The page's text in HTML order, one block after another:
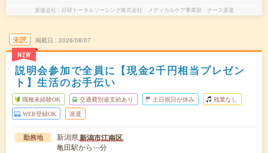
派遣会社 日研トータルソーシング株式会社 メディカルケア事業部 ナース派遣
未読
NEW
掲載日 2026/08/07
説明会参加で全員に【現金2千円相当プレゼン
ト】生活のお手伝い
職種未経験OK 交通費別途支給あり 土日祝日が休み 残業なし
WEB登録OK 派遣
勤務地 新潟県新潟市江南区
亀田駅から---分